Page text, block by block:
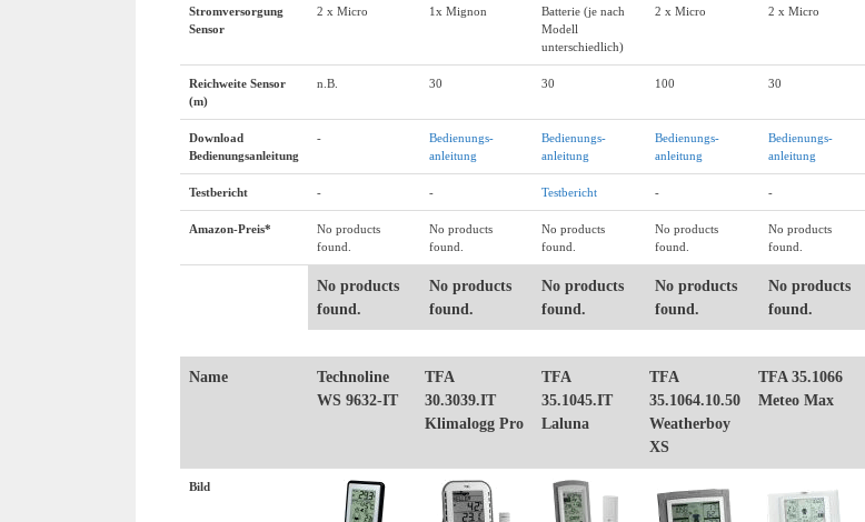
Stromversorgung
Sensor
2 x Micro 1x Mignon
Batterie (je nach
Modell
unterschiedlich)
2 x Micro 2 x Micro
Reichweite Sensor
(m)
n.B. 30 30 100 30
Download
Bedienungsanleitung
-
Bedienungs-
anleitung
Bedienungs-
anleitung
Bedienungs-
anleitung
Bedienungs-
anleitung
Testbericht - - Testbericht - -
Amazon-Preis*
No products
found.
No products
found.
No products
found.
No products
found.
No products
found.
No products
found.
No products
found.
No products
found.
No products
found.
No products
found.
Name
Technoline
WS 9632-IT
TFA
30.3039.IT
Klimalogg Pro
TFA
35.1045.IT
Laluna
TFA
35.1064.10.50
Weatherboy
XS
TFA 35.1066
Meteo Max
Bild